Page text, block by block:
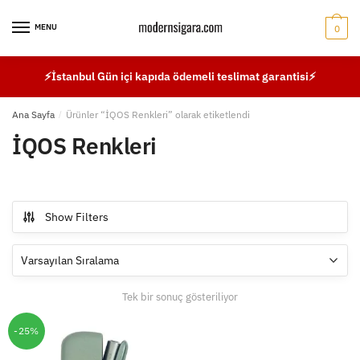
MENU 0
⚡İstanbul Gün içi kapıda ödemeli teslimat garantisi⚡
Ana Sayfa / Ürünler “İQOS Renkleri” olarak etiketlendi
İQOS Renkleri
Show Filters
Tek bir sonuç gösteriliyor
-25%